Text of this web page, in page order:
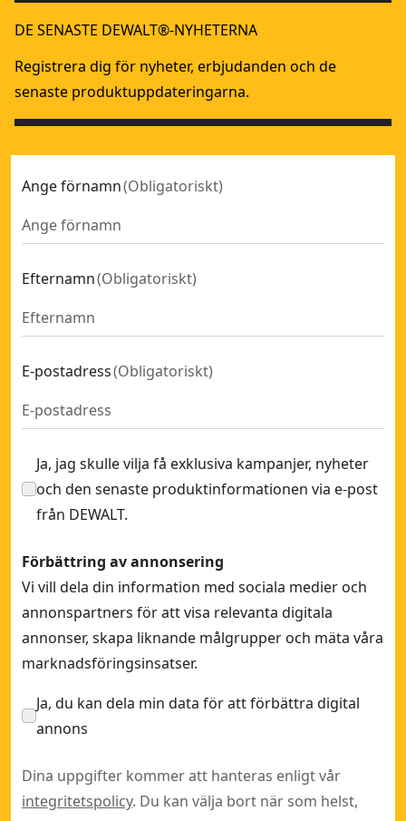
DE SENASTE DEWALT®-NYHETERNA
Registrera dig för nyheter, erbjudanden och de
senaste produktuppdateringarna.
Ange förnamn(Obligatoriskt)
Efternamn(Obligatoriskt)
E-postadress(Obligatoriskt)
Ja, jag skulle vilja få exklusiva kampanjer, nyheter
och den senaste produktinformationen via e-post
från DEWALT.
Förbättring av annonsering
Vi vill dela din information med sociala medier och
annonspartners för att visa relevanta digitala
annonser, skapa liknande målgrupper och mäta våra
marknadsföringsinsatser.
Ja, du kan dela min data för att förbättra digital
annons
Dina uppgifter kommer att hanteras enligt vår
integritetspolicy. Du kan välja bort när som helst,